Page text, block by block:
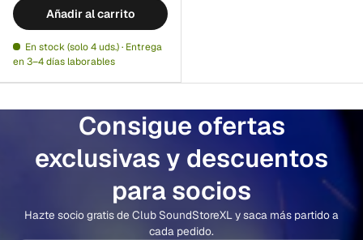
Añadir al carrito
En stock (solo 4 uds.) · Entrega
en 3–4 días laborables
Consigue ofertas
exclusivas y descuentos
para socios
Hazte socio gratis de Club SoundStoreXL y saca más partido a
cada pedido.